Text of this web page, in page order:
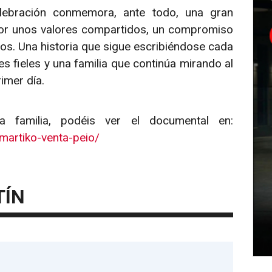
conmemora, ante todo, una gran
unos valores compartidos, un compromiso
Una historia que sigue escribiéndose cada
fieles y una familia que continúa mirando al
día.
podéis ver el documental en:
venta-peio/